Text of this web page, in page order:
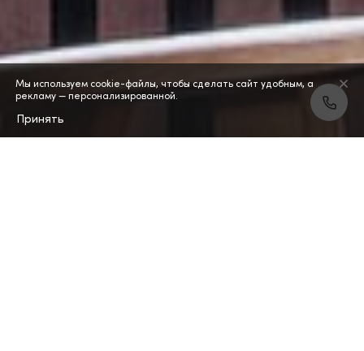
Мы используем cookie-файлы, чтобы сделать сайт удобным, а
рекламу — персонализированной.
Принять